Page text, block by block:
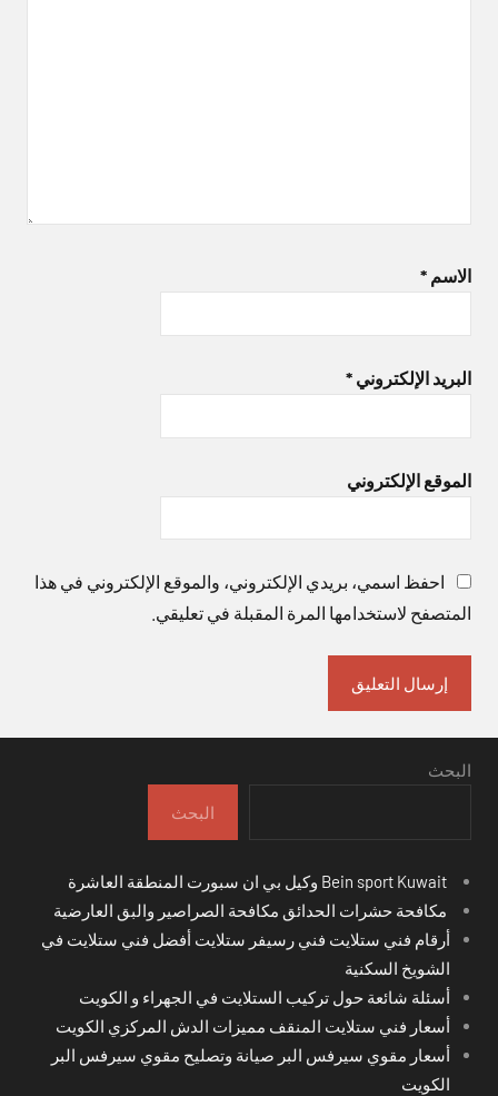
الاسم *
البريد الإلكتروني *
الموقع الإلكتروني
احفظ اسمي، بريدي الإلكتروني، والموقع الإلكتروني في هذا
المتصفح لاستخدامها المرة المقبلة في تعليقي.
البحث
البحث
مكافحة حشرات الحدائق مكافحة الصراصير والبق العارضية
أرقام فني ستلايت فني رسيفر ستلايت أفضل فني ستلايت في
الشويخ السكنية
أسئلة شائعة حول تركيب الستلايت في الجهراء و الكويت
أسعار فني ستلايت المنقف مميزات الدش المركزي الكويت
أسعار مقوي سيرفس البر صيانة وتصليح مقوي سيرفس البر
الكويت